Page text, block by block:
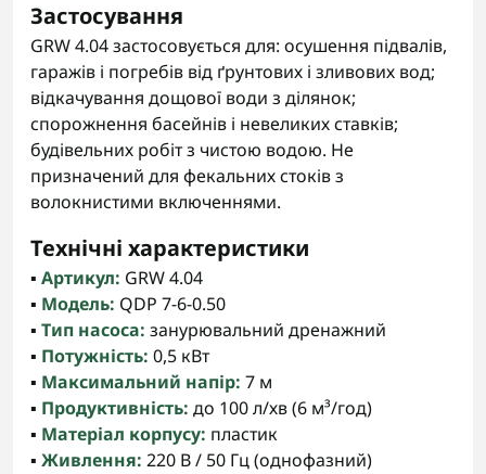
Застосування
GRW 4.04 застосовується для: осушення підвалів,
гаражів і погребів від ґрунтових і зливових вод;
відкачування дощової води з ділянок;
спорожнення басейнів і невеликих ставків;
будівельних робіт з чистою водою. Не
призначений для фекальних стоків з
волокнистими включеннями.
Технічні характеристики
▪️ Артикул: GRW 4.04
▪️ Модель: QDP 7-6-0.50
▪️ Тип насоса: занурювальний дренажний
▪️ Потужність: 0,5 кВт
▪️ Максимальний напір: 7 м
▪️ Продуктивність: до 100 л/хв (6 м³/год)
▪️ Матеріал корпусу: пластик
▪️ Живлення: 220 В / 50 Гц (однофазний)